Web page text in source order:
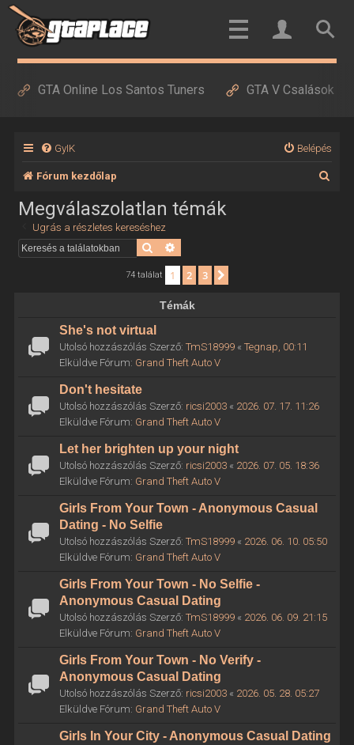
GTA Online Los Santos Tuners GTA V Csalások
GyIK Belépés
Fórum kezdőlap
Megválaszolatlan témák
Ugrás a részletes kereséshez
Keresés
74 találat 1 2 3
Témák
She's not virtual
Utolsó hozzászólás Szerző: TmS18999« Tegnap, 00:11
Elküldve Fórum: Grand Theft Auto V
Don't hesitate
Utolsó hozzászólás Szerző: ricsi2003« 2026. 07. 17. 11:26
Elküldve Fórum: Grand Theft Auto V
Let her brighten up your night
Utolsó hozzászólás Szerző: ricsi2003« 2026. 07. 05. 18:36
Elküldve Fórum: Grand Theft Auto V
Girls From Your Town - Anonymous Casual
Dating - No Selfie
Utolsó hozzászólás Szerző: TmS18999« 2026. 06. 10. 05:50
Elküldve Fórum: Grand Theft Auto V
Girls From Your Town - No Selfie -
Anonymous Casual Dating
Utolsó hozzászólás Szerző: TmS18999« 2026. 06. 09. 21:15
Elküldve Fórum: Grand Theft Auto V
Girls From Your Town - No Verify -
Anonymous Casual Dating
Utolsó hozzászólás Szerző: ricsi2003« 2026. 05. 28. 05:27
Elküldve Fórum: Grand Theft Auto V
Girls In Your City - Anonymous Casual Dating